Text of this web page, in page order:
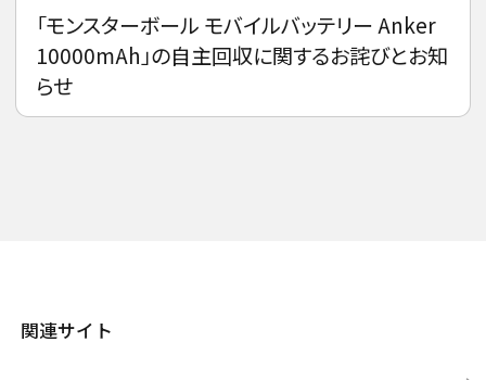
「モンスターボール モバイルバッテリー Anker
10000mAh」の自主回収に関するお詫びとお知
らせ
関連サイト